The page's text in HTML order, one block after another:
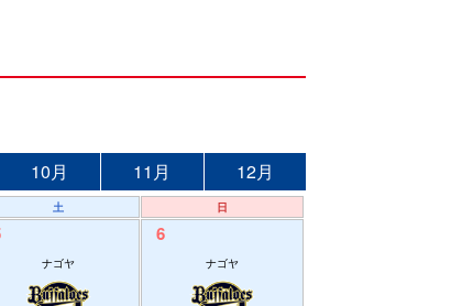
10月 11月 12月
土 日
ナゴヤ
6
ナゴヤ